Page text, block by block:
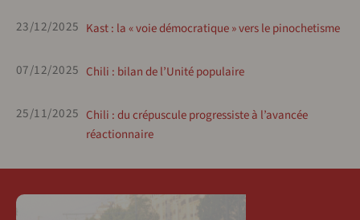
23/12/2025 Kast : la « voie démocratique » vers le pinochetisme
07/12/2025 Chili : bilan de l’Unité populaire
25/11/2025 Chili : du crépuscule progressiste à l’avancée
réactionnaire